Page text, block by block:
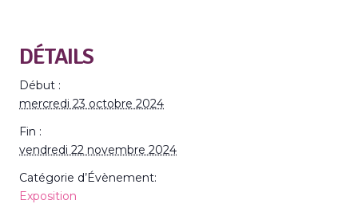
DÉTAILS
Début :
mercredi 23 octobre 2024
Fin :
vendredi 22 novembre 2024
Catégorie d’Évènement:
Exposition